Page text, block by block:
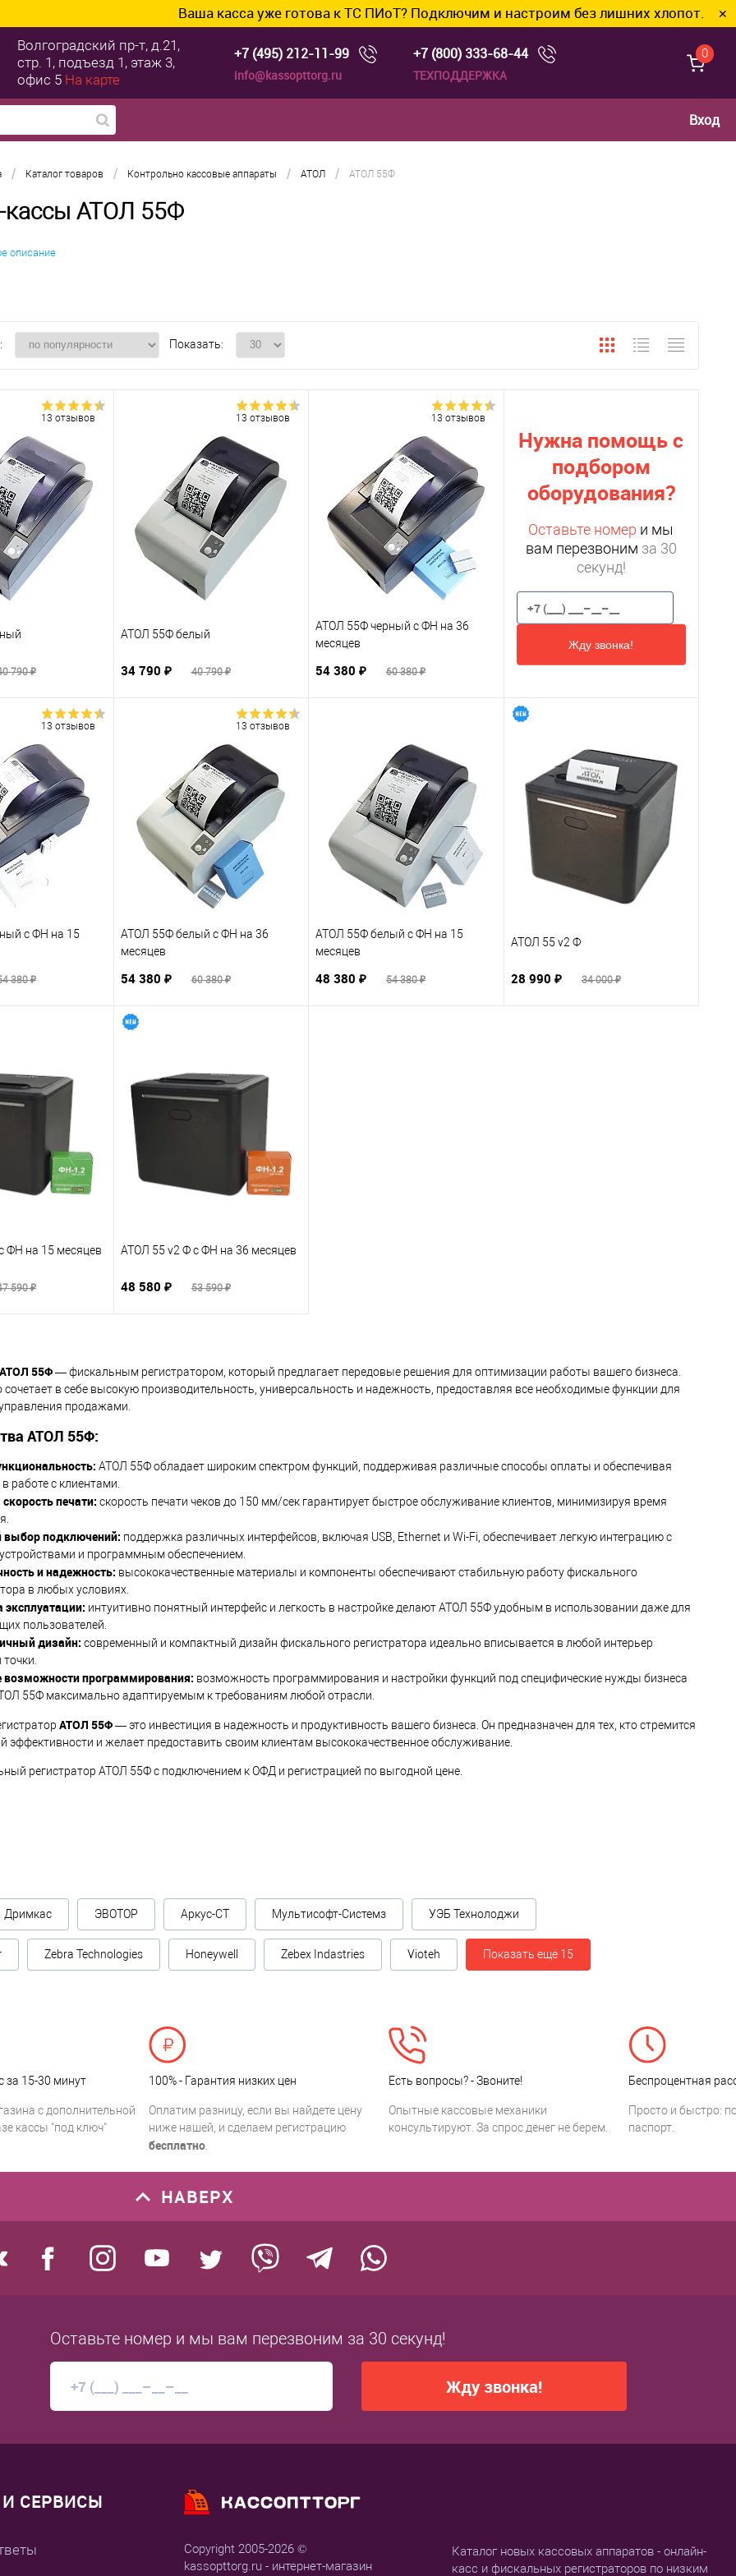
Ваша касса уже готова к ТС ПИоТ? Подключим и настроим без лишних хлопот. ✕
Волгоградский пр-т, д.21,
стр. 1, подъезд 1, этаж 3,
офис 5 На карте
+7 (495) 212-11-99
info@kassopttorg.ru
+7 (800) 333-68-44
ТЕХПОДДЕРЖКА
0
Вход
/ Каталог товаров / Контрольно кассовые аппараты / АТОЛ / АТОЛ 55Ф
кассы АТОЛ 55Ф
описание
Показать:
13 отзывов
790 ₽
13 отзывов
АТОЛ 55Ф белый
34 790 ₽ 40 790 ₽
13 отзывов
АТОЛ 55Ф черный с ФН на 36
месяцев
54 380 ₽ 60 380 ₽
Нужна помощь с
подбором
оборудования?
Оставьте номер и мы
вам перезвоним за 30
секунд!
Жду звонка!
13 отзывов
с ФН на 15
380 ₽
13 отзывов
АТОЛ 55Ф белый с ФН на 36
месяцев
54 380 ₽ 60 380 ₽
АТОЛ 55Ф белый с ФН на 15
месяцев
48 380 ₽ 54 380 ₽
АТОЛ 55 v2 Ф
28 990 ₽ 34 000 ₽
ФН на 15 месяцев
590 ₽
АТОЛ 55 v2 Ф с ФН на 36 месяцев
48 580 ₽ 53 590 ₽
АТОЛ 55Ф— фискальным регистратором, который предлагает передовые решения для оптимизации работы вашего бизнеса.
сочетает в себе высокую производительность, универсальность и надежность, предоставляя все необходимые функции для
продажами.
АТОЛ 55Ф:
АТОЛ 55Ф обладает широким спектром функций, поддерживая различные способы оплаты и обеспечивая
в работе с клиентами.
печати: скорость печати чеков до 150 мм/сек гарантирует быстрое обслуживание клиентов, минимизируя время
подключений: поддержка различных интерфейсов, включая USB, Ethernet и Wi-Fi, обеспечивает легкую интеграцию с
и программным обеспечением.
и надежность: высококачественные материалы и компоненты обеспечивают стабильную работу фискального
в любых условиях.
эксплуатации: интуитивно понятный интерфейс и легкость в настройке делают АТОЛ 55Ф удобным в использовании даже для
пользователей.
дизайн: современный и компактный дизайн фискального регистратора идеально вписывается в любой интерьер
программирования: возможность программирования и настройки функций под специфические нужды бизнеса
55Ф максимально адаптируемым к требованиям любой отрасли.
АТОЛ 55Ф— это инвестиция в надежность и продуктивность вашего бизнеса. Он предназначен для тех, кто стремится
эффективности и желает предоставить своим клиентам высококачественное обслуживание.
регистратор АТОЛ 55Ф с подключением к ОФД и регистрацией по выгодной цене.
Дримкас ЭВОТОР Аркус-СТ Мультисофт-Системз УЭБ Технолоджи
Zebra Technologies Honeywell Zebex Indastries Vioteh Показать ещё 15
за 15-30 минут
с дополнительной
кассы "под ключ"
100% - Гарантия низких цен
Оплатим разницу, если вы найдете цену
ниже нашей, и сделаем регистрацию
бесплатно
Есть вопросы? - Звоните!
Опытные кассовые механики
консультируют. За спрос денег не берем.
Беспроцентная
Просто и быстро:
паспорт.
НАВЕРХ
Оставьте номер и мы вам перезвоним за 30 секунд!
Жду звонка!
СЕРВИСЫ
Copyright 2005-2026 ©
kassopttorg.ru - интернет-магазин
Каталог новых кассовых аппаратов - онлайн-
касс и фискальных регистраторов по низким